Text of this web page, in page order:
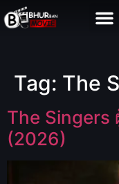
Tag: The
The Singers
(2026)